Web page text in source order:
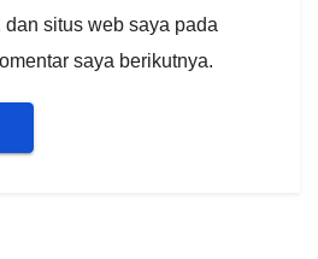
situs web saya pada
saya berikutnya.